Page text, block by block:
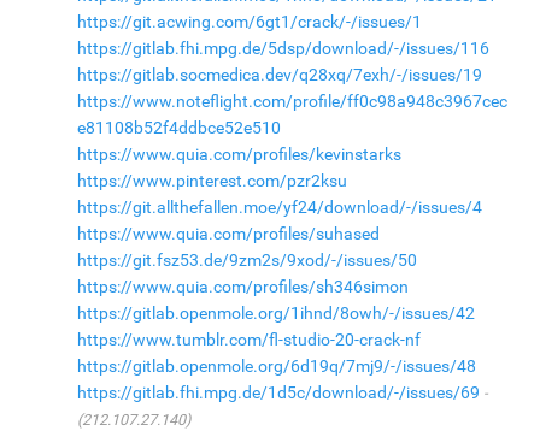
https://git.acwing.com/6gt1/crack/-/issues/1
https://gitlab.fhi.mpg.de/5dsp/download/-/issues/116
https://gitlab.socmedica.dev/q28xq/7exh/-/issues/19
https://www.noteflight.com/profile/ff0c98a948c3967cec
e81108b52f4ddbce52e510
https://www.quia.com/profiles/kevinstarks
https://www.pinterest.com/pzr2ksu
https://git.allthefallen.moe/yf24/download/-/issues/4
https://www.quia.com/profiles/suhased
https://git.fsz53.de/9zm2s/9xod/-/issues/50
https://www.quia.com/profiles/sh346simon
https://gitlab.openmole.org/1ihnd/8owh/-/issues/42
https://www.tumblr.com/fl-studio-20-crack-nf
https://gitlab.openmole.org/6d19q/7mj9/-/issues/48
https://gitlab.fhi.mpg.de/1d5c/download/-/issues/69
(212.107.27.140)